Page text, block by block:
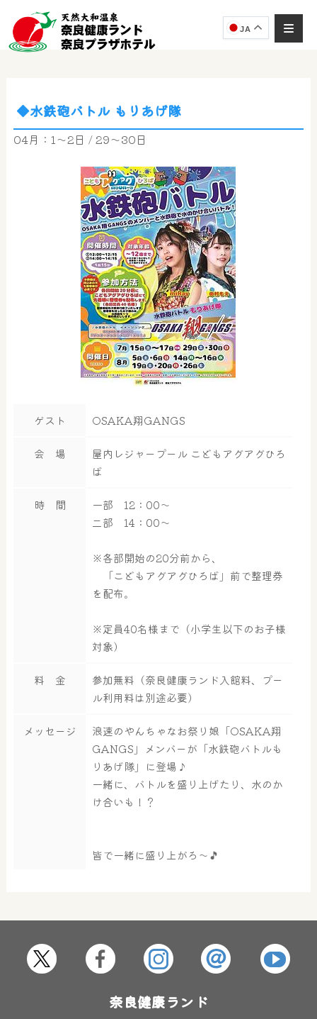
JA
大浴場 サウナ・岩盤浴
屋内レジャープール グルメ
奈良わんぱくランド
ボディケア
◆水鉄砲バトル もりあげ隊
04月：1～2日 / 29～30日
ゲスト OSAKA翔GANGS
会 場
屋内レジャープール こどもアグアグひろ
ば
時 間
一部 12：00～
二部 14：00～
※各部開始の20分前から、
「こどもアグアグひろば」前で整理券
を配布。
※定員40名様まで（小学生以下のお子様
対象）
料 金
参加無料（奈良健康ランド入館料、プー
ル利用料は別途必要）
メッセージ
浪速のやんちゃなお祭り娘「OSAKA翔
GANGS」メンバーが「水鉄砲バトルも
りあげ隊」に登場♪
一緒に、バトルを盛り上げたり、水のか
け合いも！？
皆で一緒に盛り上がろ～🎵
奈良健康ランド
AIコンシェルジュ
オンライン
奈良健康ランド AIコンシェルジュです。
ご質問をお伺いします。